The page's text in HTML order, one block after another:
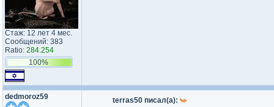
Стаж: 12 лет 4 мес.
Сообщений: 383
Ratio: 284.254
100%
dedmoroz59 terras50 писал(а):